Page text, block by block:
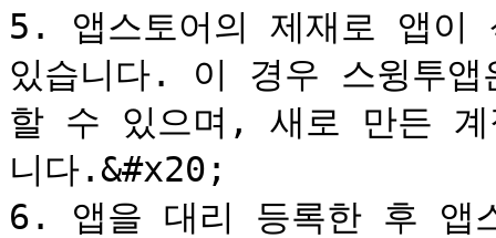
5. 앱스토어의 제재로 앱이
있습니다. 이 경우 스윙투
할 수 있으며, 새로 만든 계
니다.&#x20;
6. 앱을 대리 등록한 후 앱